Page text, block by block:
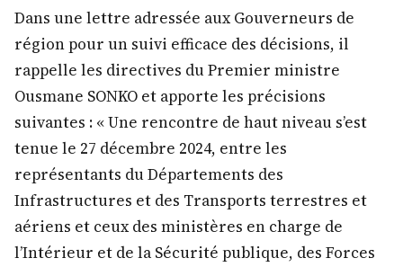
Dans une lettre adressée aux Gouverneurs de
région pour un suivi efficace des décisions, il
rappelle les directives du Premier ministre
Ousmane SONKO et apporte les précisions
suivantes : « Une rencontre de haut niveau s’est
tenue le 27 décembre 2024, entre les
représentants du Départements des
Infrastructures et des Transports terrestres et
aériens et ceux des ministères en charge de
l’Intérieur et de la Sécurité publique, des Forces